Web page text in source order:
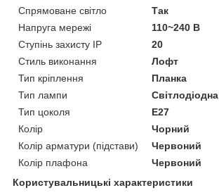
Спрямоване світло
Так
Напруга мережі
110~240 В
Ступінь захисту IP
20
Стиль виконання
Лофт
Тип кріплення
Планка
Тип лампи
Світлодіодна
Тип цоколя
E27
Колір
Чорний
Колір арматури (підстави)
Червоний
Колір плафона
Червоний
Користувальницькі характеристики